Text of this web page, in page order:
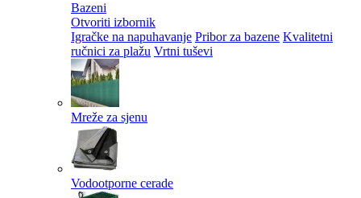
Bazeni
Otvoriti izbornik
Igračke na napuhavanje Pribor za bazene Kvalitetni
ručnici za plažu Vrtni tuševi
Mreže za sjenu
Vodootporne cerade